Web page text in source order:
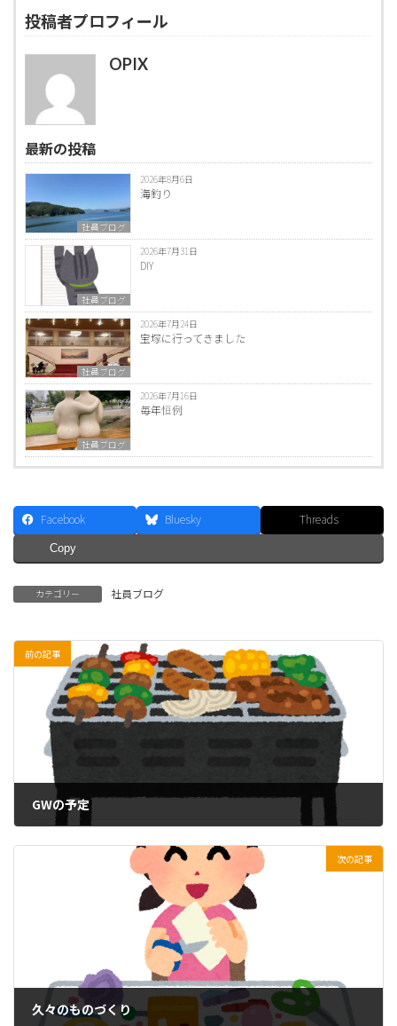
投稿者プロフィール
OPIX
最新の投稿
社員ブログ
2026年8月6日
海釣り
社員ブログ
2026年7月31日
DIY
社員ブログ
2026年7月24日
宝塚に行ってきました
社員ブログ
2026年7月16日
毎年恒例
Facebook Bluesky Threads
Copy
カテゴリー 社員ブログ
前の記事
GWの予定
次の記事
久々のものづくり